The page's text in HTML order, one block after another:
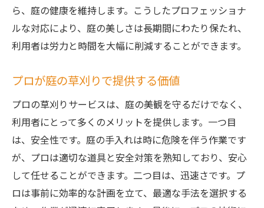
草刈り代行サービスの安全性の高さ
専門家による庭の草刈りで安心を手に入れ
る
とは
地元に根差した草刈りサービスの利点
茨城県特有の庭環境に対応したプロの技
地域密着型の草刈りサービスの選び方
茨城県で庭の草刈りを依頼するメリット
プロが提供する茨城県の庭の特性に応じた
手入れ
ら、庭の健康を維持します。こうしたプロフェッショナ
ルな対応により、庭の美しさは長期間にわたり保たれ、
利用者は労力と時間を大幅に削減することができます。
プロが庭の草刈りで提供する価値
プロの草刈りサービスは、庭の美観を守るだけでなく、
利用者にとって多くのメリットを提供します。一つ目
は、安全性です。庭の手入れは時に危険を伴う作業です
が、プロは適切な道具と安全対策を熟知しており、安心
して任せることができます。二つ目は、迅速さです。プ
ロは事前に効率的な計画を立て、最適な手法を選択する